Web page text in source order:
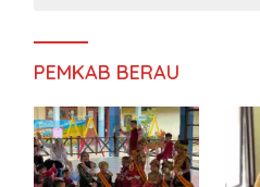
PEMKAB BERAU